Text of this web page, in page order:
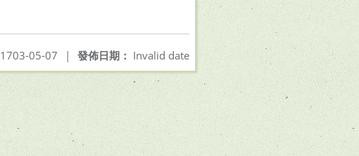
發佈日期： Invalid date
1703-05-07 |